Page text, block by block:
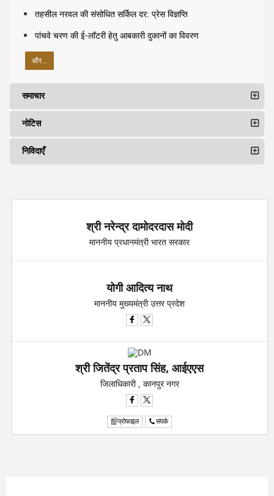
तहसील नरवल की संसोधित सर्किल दर: प्रेस विज्ञप्ति
पांचवे चरण की ई-लॉटरी हेतु आबकारी दुकानों का विवरण
और...
समाचार
नोटिस
निविदाएँ
श्री नरेन्द्र दामोदरदास मोदी
माननीय प्रधानमंत्री भारत सरकार
योगी आदित्य नाथ
माननीय मुख्यमंत्री उत्तर प्रदेश
श्री जितेंद्र प्रताप सिंह, आईएएस
जिलाधिकारी , कानपुर नगर
प्रोफाइल संपर्क